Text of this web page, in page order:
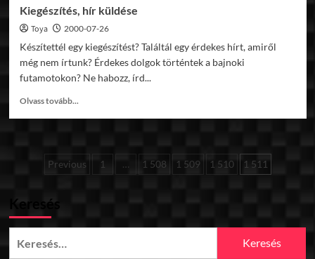
Speedhunters
DLC
képek
Kiegészítés, hír küldése
Toya 2000-07-26
Készítettél egy kiegészítést? Találtál egy érdekes hírt, amiről
még nem írtunk? Érdekes dolgok történtek a bajnoki
futamotokon? Ne habozz, írd...
Olvass tovább...
küldése
Bejegyzések
Previous 1 … 1 508 1 509 1 510 1 511
Keresés